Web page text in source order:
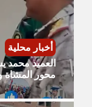
أخبار محلية
العميد محمد
محور المشاة